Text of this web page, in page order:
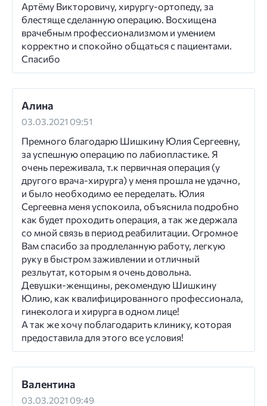
Артёму Викторовичу, хирургу-ортопеду, за
блестяще сделанную операцию. Восхищена
врачебным профессионализмом и умением
корректно и спокойно общаться с пациентами.
Спасибо
Алина
03.03.2021 09:51
Премного благодарю Шишкину Юлия Сергеевну,
за успешную операцию по лабиопластике. Я
очень переживала, т.к первичная операция (у
другого врача-хирурга) у меня прошла не удачно,
и было необходимо ее переделать. Юлия
Сергеевна меня успокоила, объяснила подробно
как будет проходить операция, а так же держала
со мной связь в период реабилитации. Огромное
Вам спасибо за продлеланную работу, легкую
руку в быстром заживлении и отличный
резльутат, которым я очень довольна.
Девушки-женщины, рекомендую Шишкину
Юлию, как квалифицированного профессионала,
гинеколога и хирурга в одном лице!
А так же хочу поблагодарить клинику, которая
предоставила для этого все условия!
Валентина
03.03.2021 09:49